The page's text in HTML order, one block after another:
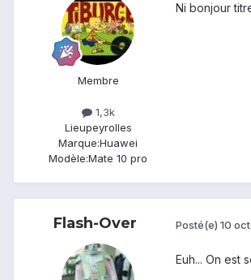
Membre
1,3k
Lieupeyrolles
Marque:Huawei
Modèle:Mate 10 pro
Ni bonjour
Flash-Over Posté(e) 10
Euh... On est